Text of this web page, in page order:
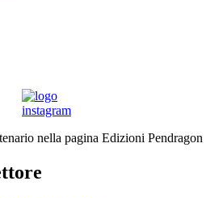
nella pagina Edizioni Pendragon